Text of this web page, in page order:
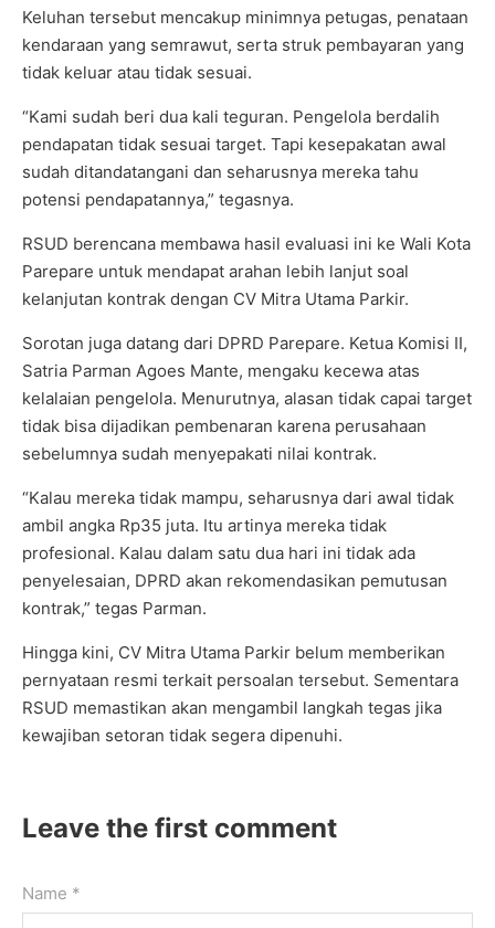
Keluhan tersebut mencakup minimnya petugas, penataan
kendaraan yang semrawut, serta struk pembayaran yang
tidak keluar atau tidak sesuai.
“Kami sudah beri dua kali teguran. Pengelola berdalih
pendapatan tidak sesuai target. Tapi kesepakatan awal
sudah ditandatangani dan seharusnya mereka tahu
potensi pendapatannya,” tegasnya.
RSUD berencana membawa hasil evaluasi ini ke Wali Kota
Parepare untuk mendapat arahan lebih lanjut soal
kelanjutan kontrak dengan CV Mitra Utama Parkir.
Sorotan juga datang dari DPRD Parepare. Ketua Komisi II,
Satria Parman Agoes Mante, mengaku kecewa atas
kelalaian pengelola. Menurutnya, alasan tidak capai target
tidak bisa dijadikan pembenaran karena perusahaan
sebelumnya sudah menyepakati nilai kontrak.
“Kalau mereka tidak mampu, seharusnya dari awal tidak
ambil angka Rp35 juta. Itu artinya mereka tidak
profesional. Kalau dalam satu dua hari ini tidak ada
penyelesaian, DPRD akan rekomendasikan pemutusan
kontrak,” tegas Parman.
Hingga kini, CV Mitra Utama Parkir belum memberikan
pernyataan resmi terkait persoalan tersebut. Sementara
RSUD memastikan akan mengambil langkah tegas jika
kewajiban setoran tidak segera dipenuhi.
Leave the first comment
Name *